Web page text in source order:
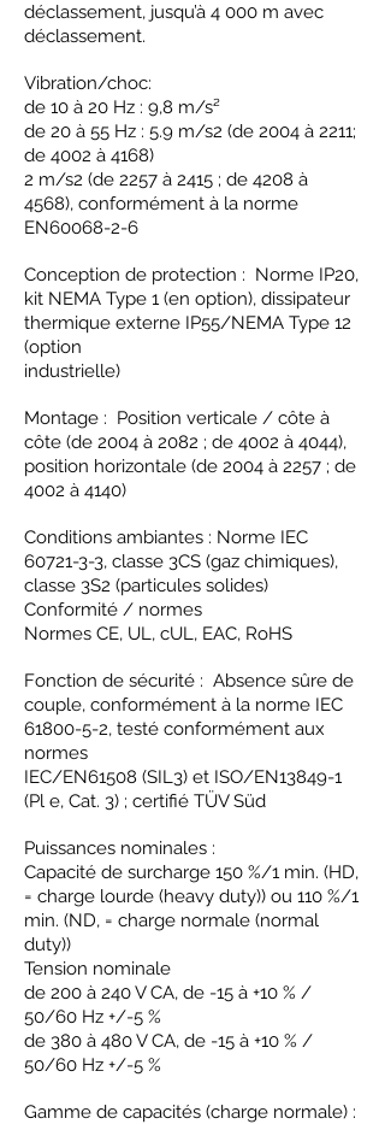
déclassement, jusqu’à 4 000 m avec
déclassement.
Vibration/choc:
de 10 à 20 Hz : 9,8 m/s²
de 20 à 55 Hz : 5.9 m/s2 (de 2004 à 2211;
de 4002 à 4168)
2 m/s2 (de 2257 à 2415 ; de 4208 à
4568), conformément à la norme
EN60068-2-6
Conception de protection : Norme IP20,
kit NEMA Type 1 (en option), dissipateur
thermique externe IP55/NEMA Type 12
(option
industrielle)
Montage : Position verticale / côte à
côte (de 2004 à 2082 ; de 4002 à 4044),
position horizontale (de 2004 à 2257 ; de
4002 à 4140)
Conditions ambiantes : Norme IEC
60721-3-3, classe 3CS (gaz chimiques),
classe 3S2 (particules solides)
Conformité / normes
Normes CE, UL, cUL, EAC, RoHS
Fonction de sécurité : Absence sûre de
couple, conformément à la norme IEC
61800-5-2, testé conformément aux
normes
IEC/EN61508 (SIL3) et ISO/EN13849-1
(Pl e, Cat. 3) ; certifié TÜV Süd
Puissances nominales :
Capacité de surcharge 150 %/1 min. (HD,
= charge lourde (heavy duty)) ou 110 %/1
min. (ND, = charge normale (normal
duty))
Tension nominale
de 200 à 240 V CA, de -15 à +10 % /
50/60 Hz +/-5 %
de 380 à 480 V CA, de -15 à +10 % /
50/60 Hz +/-5 %
Gamme de capacités (charge normale) :